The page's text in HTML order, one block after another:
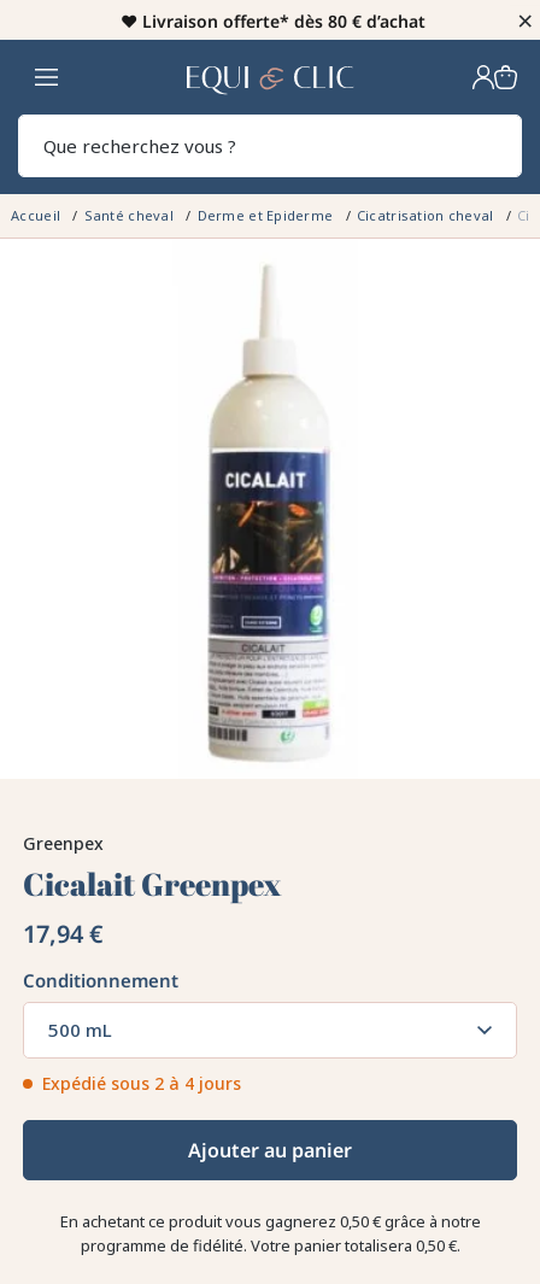
♥️ Livraison offerte* dès 80 € d’achat ×
Home
Accueil Santé cheval Derme et Epiderme Cicatrisation cheval
Greenpex
Cicalait Greenpex
17,94 €
Conditionnement
500 mL
Expédié sous 2 à 4 jours
Ajouter au panier
En achetant ce produit vous gagnerez 0,50 €grâce à notre
programme de fidélité. Votre panier totalisera 0,50 €.